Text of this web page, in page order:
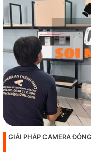
GIẢI PHÁP CAMERA